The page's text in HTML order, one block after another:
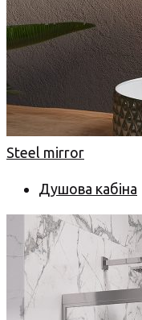
Steel mirror
Душова кабіна